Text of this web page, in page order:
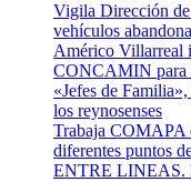
Vigila Dirección
vehículos
Américo Villarreal
CONCAMIN para
«Jefes de
los reynosenses
Trabaja COMAPA
diferentes puntos
ENTRE LINEAS.